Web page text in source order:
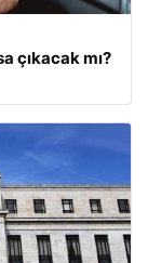
çıkacak mı?